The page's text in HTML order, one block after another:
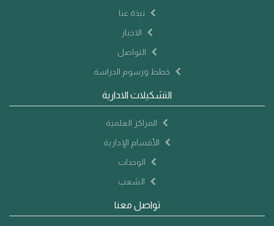
نبذة عنا
الاخبار
التواصل
خطط ورسوم الدراسة
التشكيلات الادارية
المراكز العلمية
الأقسام الإدارية
الوحدات
الشعب
تواصل معنا